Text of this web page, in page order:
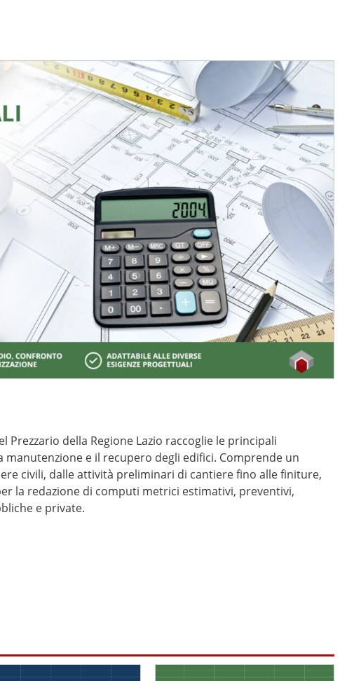
Prezzario della Regione Lazio raccoglie le principali
manutenzione e il recupero degli edifici. Comprende un
civili, dalle attività preliminari di cantiere fino alle finiture,
la redazione di computi metrici estimativi, preventivi,
e private.